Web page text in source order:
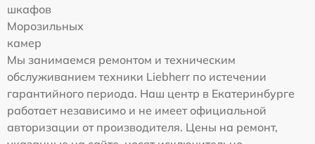
шкафов
Морозильных
камер
Мы занимаемся ремонтом и техническим
обслуживанием техники Liebherr по истечении
гарантийного периода. Наш центр в Екатеринбурге
работает независимо и не имеет официальной
авторизации от производителя. Цены на ремонт,